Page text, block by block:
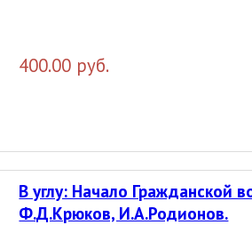
400.00 руб.
В углу: Начало Гражданской
Ф.Д.Крюков, И.А.Родионов.